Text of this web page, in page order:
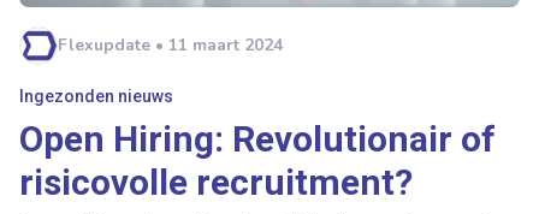
Flexupdate • 11 maart 2024
Ingezonden nieuws
Open Hiring: Revolutionair of
risicovolle recruitment?